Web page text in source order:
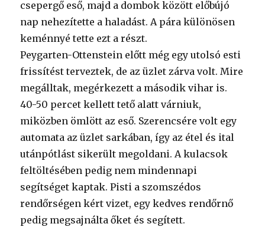
csepergő eső, majd a dombok között előbújó
nap nehezítette a haladást. A pára különösen
keménnyé tette ezt a részt.
Peygarten-Ottenstein előtt még egy utolsó esti
frissítést terveztek, de az üzlet zárva volt. Mire
megálltak, megérkezett a második vihar is.
40-50 percet kellett tető alatt várniuk,
miközben ömlött az eső. Szerencsére volt egy
automata az üzlet sarkában, így az étel és ital
utánpótlást sikerült megoldani. A kulacsok
feltöltésében pedig nem mindennapi
segítséget kaptak. Pisti a szomszédos
rendőrségen kért vizet, egy kedves rendőrnő
pedig megsajnálta őket és segített.